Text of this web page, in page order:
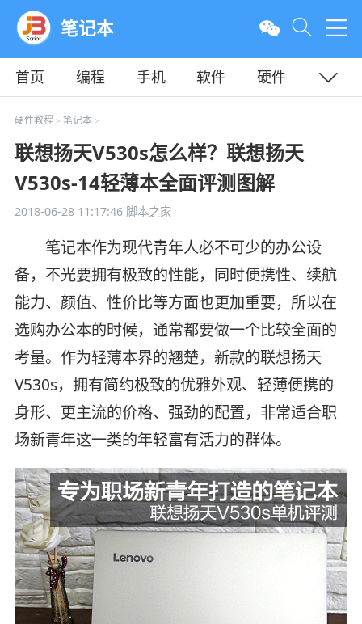
笔记本
首页 编程 手机 软件
硬件
教程
平面
硬件教程 > 笔记本>
联想扬天V530s怎么样？联想扬天
V530s-14轻薄本全面评测图解
2018-06-28 11:17:46脚本之家
笔记本作为现代青年人必不可少的办公设
备，不光要拥有极致的性能，同时便携性、续航
能力、颜值、性价比等方面也更加重要，所以在
选购办公本的时候，通常都要做一个比较全面的
考量。作为轻薄本界的翘楚，新款的联想扬天
V530s，拥有简约极致的优雅外观、轻薄便携的
身形、更主流的价格、强劲的配置，非常适合职
场新青年这一类的年轻富有活力的群体。